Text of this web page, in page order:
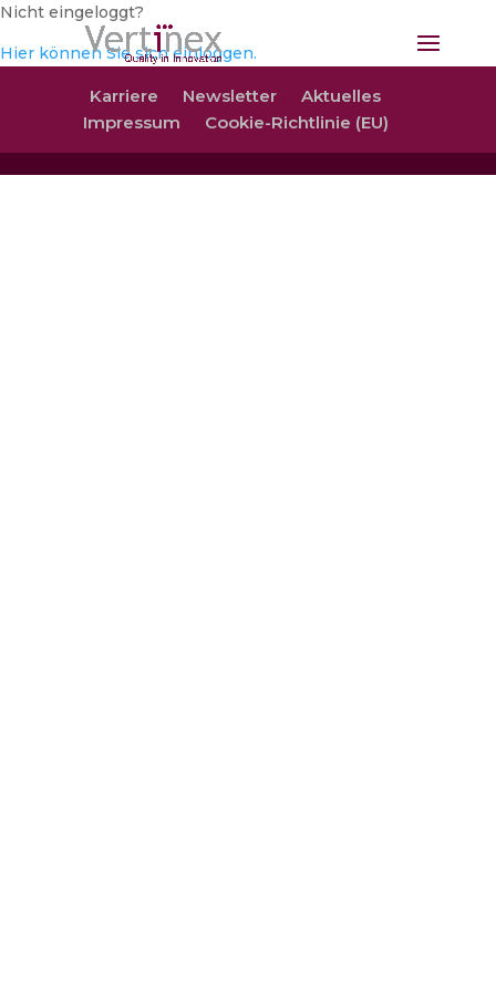
Nicht eingeloggt?
Hier können Sie sich einloggen.
Karriere Newsletter
Aktuelles
Impressum
Cookie-Richtlinie (EU)